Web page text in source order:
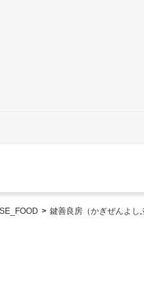
> 鍵善良房（かぎぜんよし